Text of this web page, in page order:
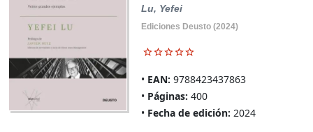
Lu, Yefei
Ediciones Deusto (2024)
EAN: 9788423437863
Páginas: 400
Fecha de edición: 2024